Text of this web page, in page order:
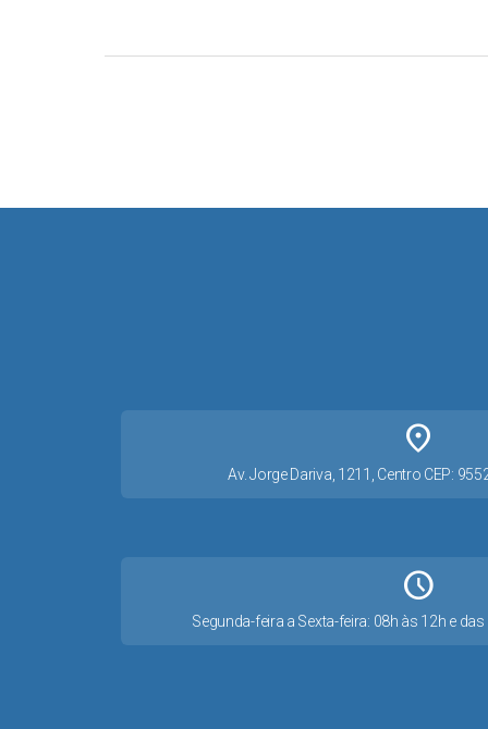
place
Av. Jorge Dariva, 1211, Centro CEP:
Schedule
Segunda-feira a Sexta-feira: 08h às 12h e